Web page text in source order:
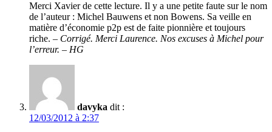
Merci Xavier de cette lecture. Il y a une petite faute sur le nom
de l’auteur : Michel Bauwens et non Bowens. Sa veille en
matière d’économie p2p est de faite pionnière et toujours
riche. – Corrigé. Merci Laurence. Nos excuses à Michel pour
l’erreur. – HG
davyka dit :
12/03/2012 à 2:37